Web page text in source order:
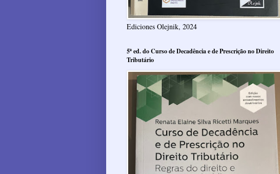
Ediciones Olejnik, 2024
5ª ed. do Curso de Decadência e de Prescrição no Direito
Tributário